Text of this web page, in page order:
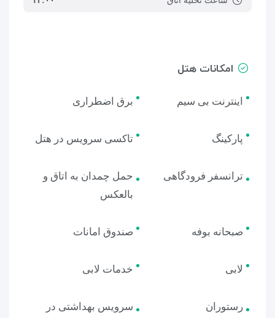
امکانات هتل
اینترنت بی سیم برق اضطراری
پارکینگ تاکسی سرویس در هتل
ترانسفر فرودگاهی
حمل چمدان به اتاق و
بالعکس
صبحانه بوفه صندوق امانات
لابی خدمات لابی
رستوران
سرویس بهداشتی در